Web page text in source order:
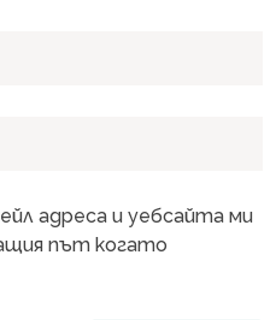
адреса и уебсайта ми
път когато